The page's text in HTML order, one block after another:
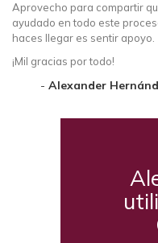
Aprovecho para compartir
ayudado en todo este
haces llegar es sentir apoyo.
¡Mil gracias por todo!
Alexander